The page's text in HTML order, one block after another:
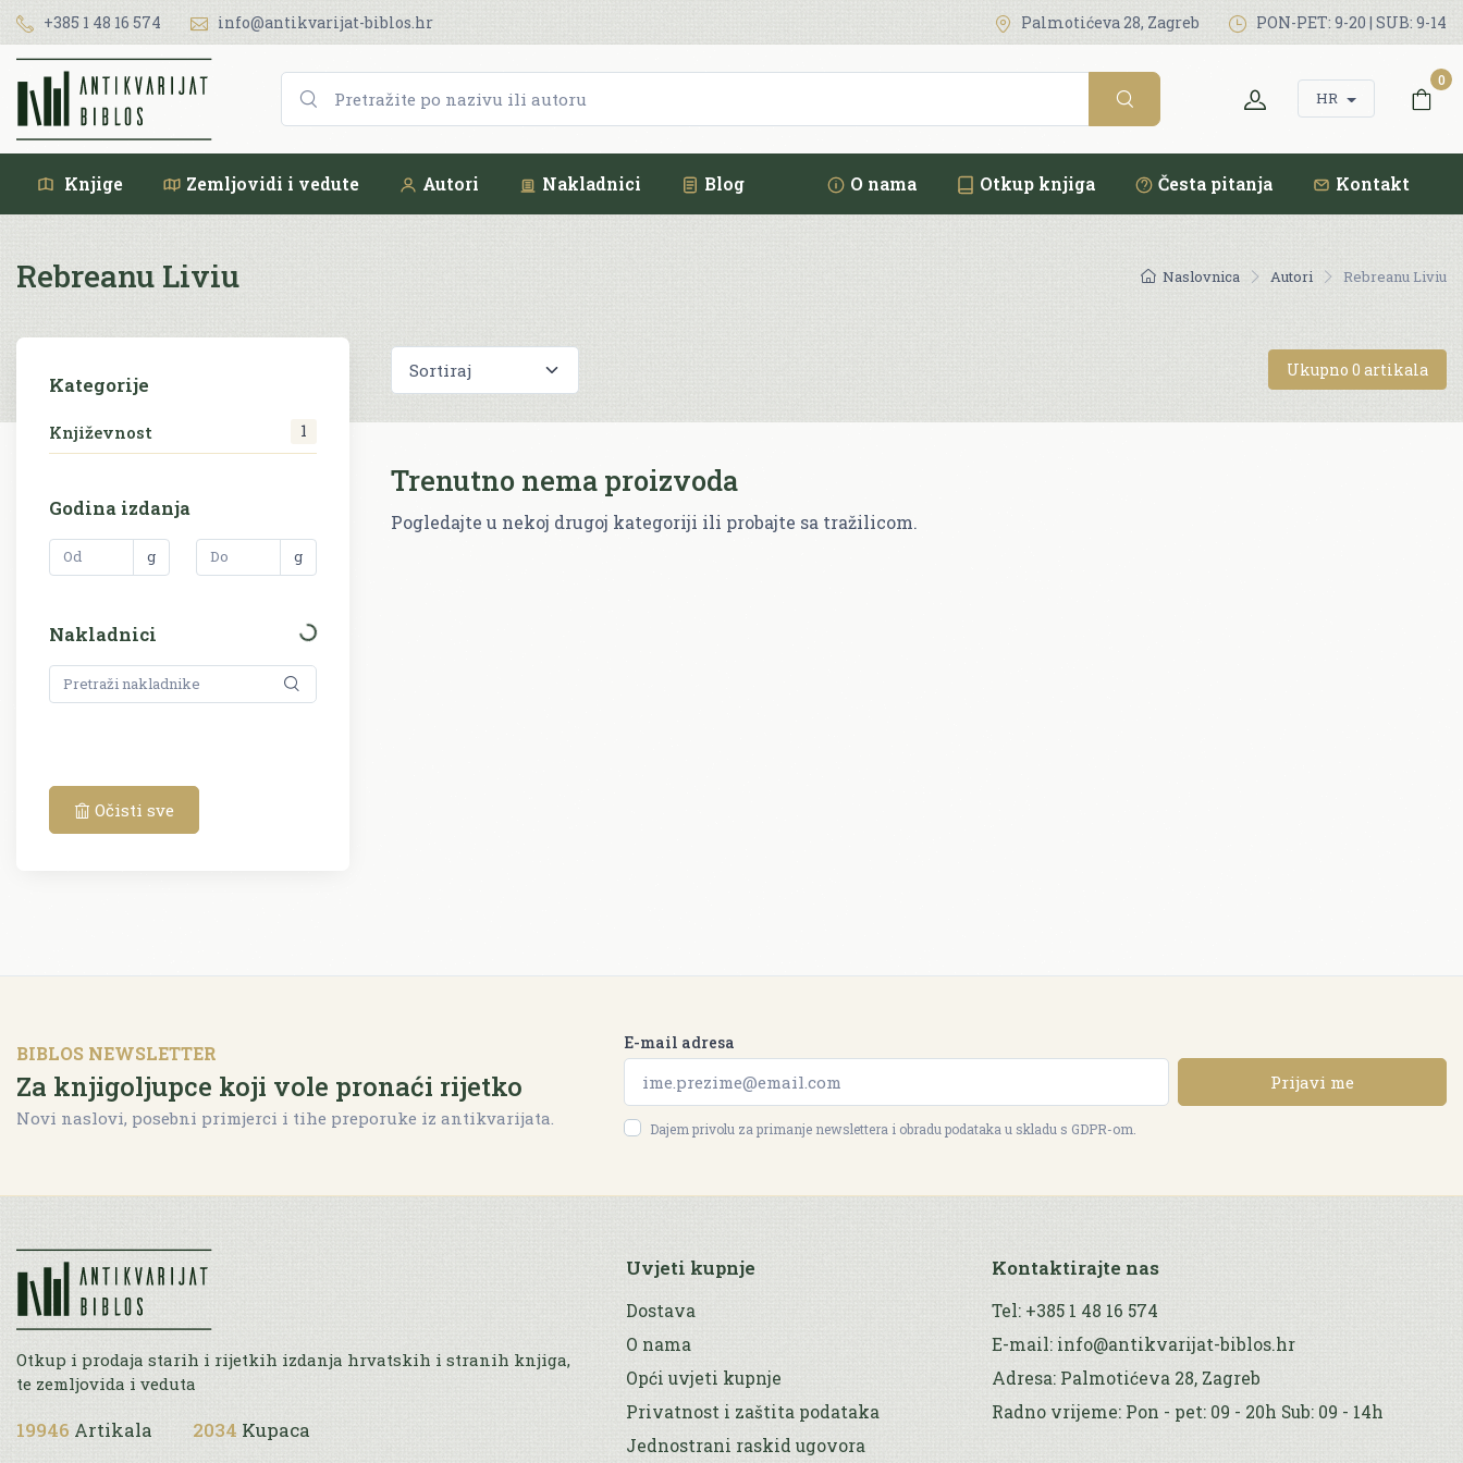
+385 1 48 16 574 info@antikvarijat-biblos.hr Palmotićeva 28, Zagreb PON-PET: 9-20 | SUB: 9-14
HR
0
Knjige Zemljovidi i vedute Autori Nakladnici Blog O nama Otkup knjiga Česta pitanja Kontakt
Naslovnica Autori Rebreanu Liviu
Rebreanu Liviu
Kategorije
Književnost 1
Godina izdanja
g g
Nakladnici
Očisti sve
Ukupno 0 artikala
Trenutno nema proizvoda
Pogledajte u nekoj drugoj kategoriji ili probajte sa tražilicom.
BIBLOS NEWSLETTER
Za knjigoljupce koji vole pronaći rijetko
Novi naslovi, posebni primjerci i tihe preporuke iz antikvarijata.
E-mail adresa
Prijavi me
Dajem privolu za primanje newslettera i obradu podataka u skladu s GDPR-om.
Otkup i prodaja starih i rijetkih izdanja hrvatskih i stranih knjiga,
te zemljovida i veduta
19946 Artikala 2034 Kupaca
Uvjeti kupnje
Dostava
O nama
Opći uvjeti kupnje
Privatnost i zaštita podataka
Jednostrani raskid ugovora
Kontaktirajte nas
Tel: +385 1 48 16 574
E-mail: info@antikvarijat-biblos.hr
Adresa: Palmotićeva 28, Zagreb
Radno vrijeme: Pon - pet: 09 - 20h Sub: 09 - 14h